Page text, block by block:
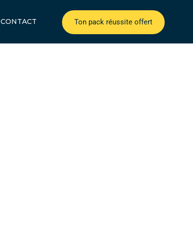
CONTACT Ton pack réussite offert